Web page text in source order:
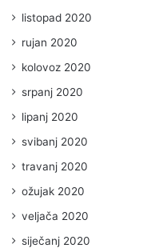
listopad 2020
rujan 2020
kolovoz 2020
srpanj 2020
lipanj 2020
svibanj 2020
travanj 2020
ožujak 2020
veljača 2020
siječanj 2020